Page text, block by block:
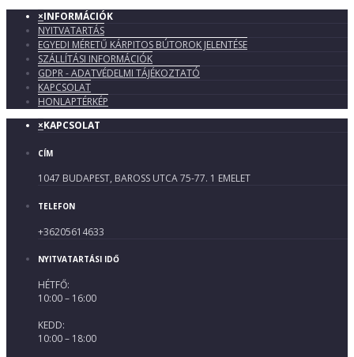
×INFORMÁCIÓK
NYITVATARTÁS
EGYEDI MÉRETŰ KÁRPITOS BÚTOROK JELENTÉSE
SZÁLLÍTÁSI INFORMÁCIÓK
GDPR - ADATVÉDELMI TÁJÉKOZTATÓ
KAPCSOLAT
HONLAPTÉRKÉP
×KAPCSOLAT
CÍM
1047 BUDAPEST, BAROSS UTCA 75-77. 1 EMELET
TELEFON
+36205614633
NYITVATARTÁSI IDŐ
HÉTFŐ:
10:00 – 16:00
KEDD:
10:00 – 18:00